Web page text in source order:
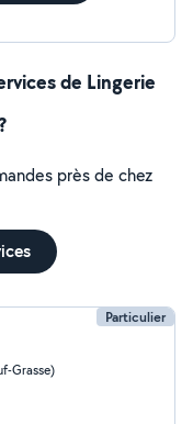
de Lingerie
près de chez
Particulier
Grasse)